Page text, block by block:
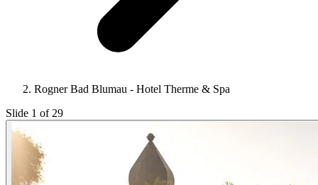
Rogner Bad Blumau - Hotel Therme & Spa
Slide 1 of 29